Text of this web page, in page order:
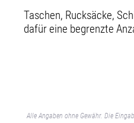
Taschen, Rucksäcke,
dafür eine begrenzte
Alle Angaben ohne Gewähr. Die